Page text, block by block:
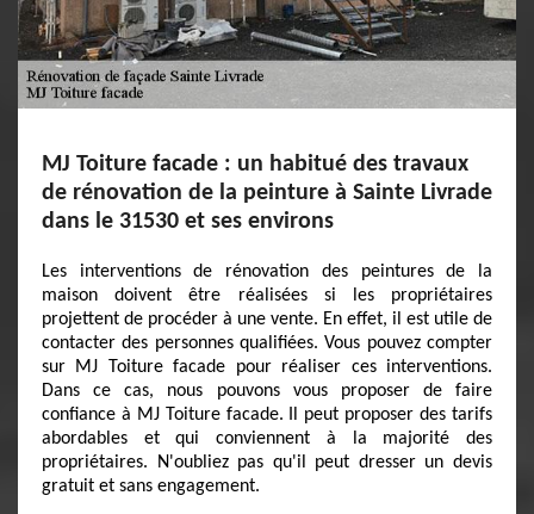
MJ Toiture facade : un habitué des travaux
de rénovation de la peinture à Sainte Livrade
dans le 31530 et ses environs
Les interventions de rénovation des peintures de la
maison doivent être réalisées si les propriétaires
projettent de procéder à une vente. En effet, il est utile de
contacter des personnes qualifiées. Vous pouvez compter
sur MJ Toiture facade pour réaliser ces interventions.
Dans ce cas, nous pouvons vous proposer de faire
confiance à MJ Toiture facade. Il peut proposer des tarifs
abordables et qui conviennent à la majorité des
propriétaires. N'oubliez pas qu'il peut dresser un devis
gratuit et sans engagement.